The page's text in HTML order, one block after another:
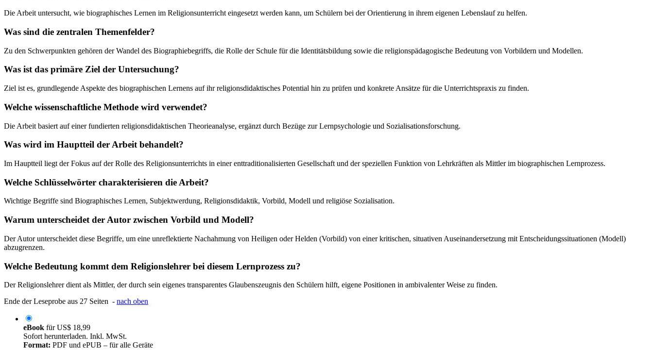
Die Arbeit untersucht, wie biographisches Lernen im Religionsunterricht eingesetzt werden kann, um Schülern bei der Orientierung in ihrem eigenen Lebenslauf zu helfen.
Was sind die zentralen Themenfelder?
Zu den Schwerpunkten gehören der Wandel des Biographiebegriffs, die Rolle der Schule für die Identitätsbildung sowie die religionspädagogische Bedeutung von Vorbildern und Modellen.
Was ist das primäre Ziel der Untersuchung?
Ziel ist es, grundlegende Aspekte des biographischen Lernens auf ihr religionsdidaktisches Potential hin zu prüfen und konkrete Ansätze für die Unterrichtspraxis zu finden.
Welche wissenschaftliche Methode wird verwendet?
Die Arbeit basiert auf einer fundierten religionsdidaktischen Theorieanalyse, ergänzt durch Bezüge zur Lernpsychologie und Sozialisationsforschung.
Was wird im Hauptteil der Arbeit behandelt?
Im Hauptteil liegt der Fokus auf der Rolle des Religionsunterrichts in einer enttraditionalisierten Gesellschaft und der speziellen Funktion von Lehrkräften als Mittler im biographischen Lernprozess.
Welche Schlüsselwörter charakterisieren die Arbeit?
Wichtige Begriffe sind Biographisches Lernen, Subjektwerdung, Religionsdidaktik, Vorbild, Modell und religiöse Sozialisation.
Warum unterscheidet der Autor zwischen Vorbild und Modell?
Der Autor unterscheidet diese Begriffe, um eine unreflektierte Nachahmung von Heiligen oder Helden (Vorbild) von einer kritischen, situativen Auseinandersetzung mit Entscheidungssituationen (Modell)
abzugrenzen.
Welche Bedeutung kommt dem Religionslehrer bei diesem Lernprozess zu?
Der Religionslehrer dient als Mittler, der durch sein eigenes transparentes Glaubenszeugnis den Schülern hilft, eigene Positionen in ambivalenter Weise zu finden.
Ende der Leseprobe aus 27 Seiten - nach oben
eBook fürUS$ 18,99
Sofort herunterladen. Inkl. MwSt.
Format: PDF und ePUB – für alle Geräte